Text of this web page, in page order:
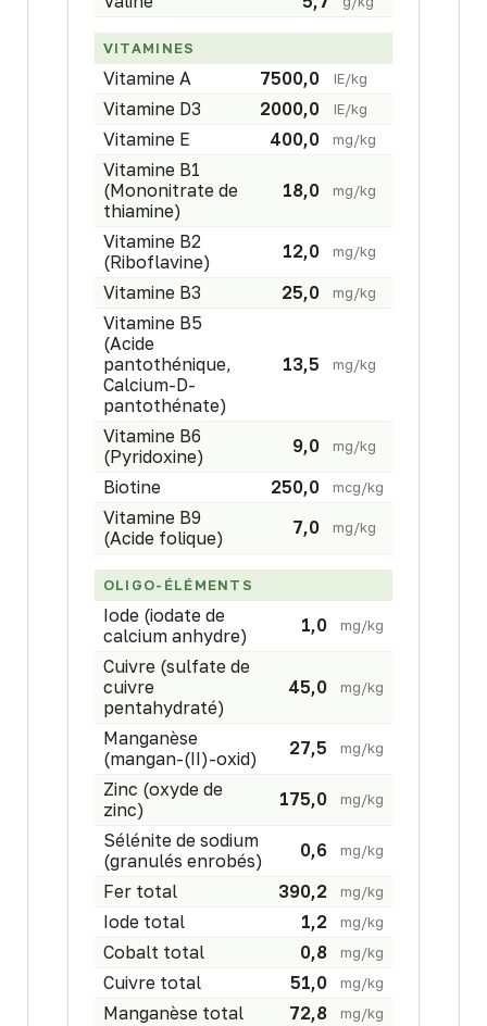
VITAMINES
Vitamine A 7500,0 IE/kg
Vitamine D3 2000,0 IE/kg
Vitamine E 400,0 mg/kg
Vitamine B1
(Mononitrate de
thiamine)
18,0 mg/kg
Vitamine B2
(Riboflavine)
12,0 mg/kg
Vitamine B3 25,0 mg/kg
Vitamine B5
(Acide
pantothénique,
Calcium-D-
pantothénate)
13,5 mg/kg
Vitamine B6
(Pyridoxine)
9,0 mg/kg
Biotine 250,0 mcg/kg
Vitamine B9
(Acide folique)
7,0 mg/kg
OLIGO-ÉLÉMENTS
Iode (iodate de
calcium anhydre)
1,0 mg/kg
Cuivre (sulfate de
cuivre
pentahydraté)
45,0 mg/kg
Manganèse
(mangan-(II)-oxid)
27,5 mg/kg
Zinc (oxyde de
zinc)
175,0 mg/kg
Sélénite de sodium
(granulés enrobés)
0,6 mg/kg
Fer total 390,2 mg/kg
Iode total 1,2 mg/kg
Cobalt total 0,8 mg/kg
Cuivre total 51,0 mg/kg
Manganèse total 72,8 mg/kg